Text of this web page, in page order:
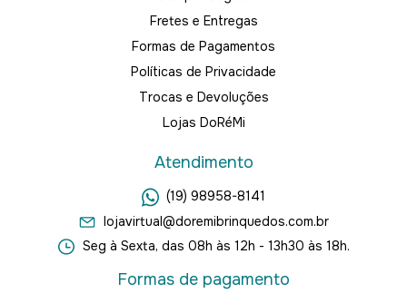
Fretes e Entregas
Formas de Pagamentos
Políticas de Privacidade
Trocas e Devoluções
Lojas DoRéMi
Atendimento
(19) 98958-8141
lojavirtual@doremibrinquedos.com.br
Seg à Sexta, das 08h às 12h - 13h30 às 18h.
Formas de pagamento